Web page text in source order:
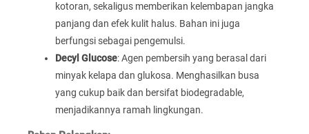
kotoran, sekaligus memberikan kelembapan jangka
panjang dan efek kulit halus. Bahan ini juga
berfungsi sebagai pengemulsi.
Decyl Glucose: Agen pembersih yang berasal dari
minyak kelapa dan glukosa. Menghasilkan busa
yang cukup baik dan bersifat biodegradable,
menjadikannya ramah lingkungan.